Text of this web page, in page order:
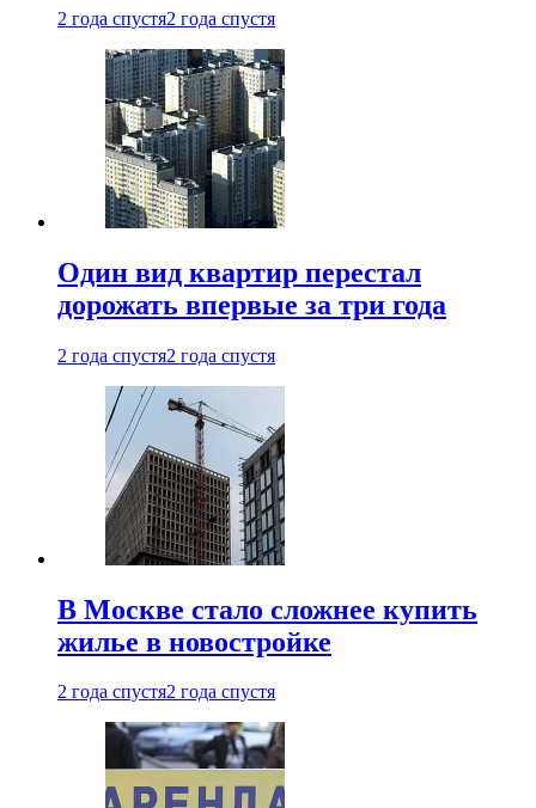
2 года спустя2 года спустя
Один вид квартир перестал
дорожать впервые за три года
2 года спустя2 года спустя
В Москве стало сложнее купить
жилье в новостройке
2 года спустя2 года спустя